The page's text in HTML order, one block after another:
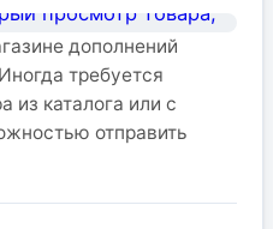
дополнений
требуется
из каталога или с
отправить